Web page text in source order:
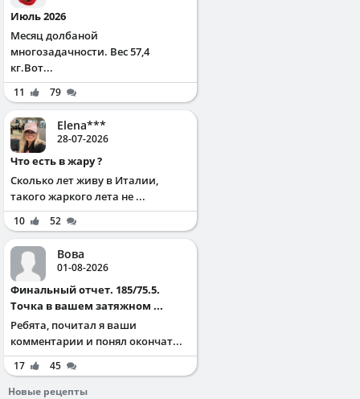
Июль 2026
Месяц долбаной
многозадачности. Вес 57,4
кг.Вот...
11 79
Elena***
28-07-2026
Что есть в жару ?
Сколько лет живу в Италии,
такого жаркого лета не ...
10 52
Вова
01-08-2026
Финальный отчет. 185/75.5.
Точка в вашем затяжном ...
Ребята, почитал я ваши
комментарии и понял окончат...
17
45
Новые рецепты